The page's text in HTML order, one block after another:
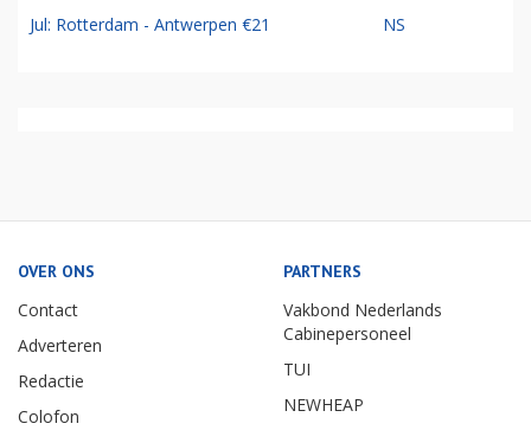
Jul: Rotterdam - Antwerpen €21 NS
OVER ONS
Contact
Adverteren
Redactie
Colofon
PARTNERS
Vakbond Nederlands
Cabinepersoneel
TUI
NEWHEAP